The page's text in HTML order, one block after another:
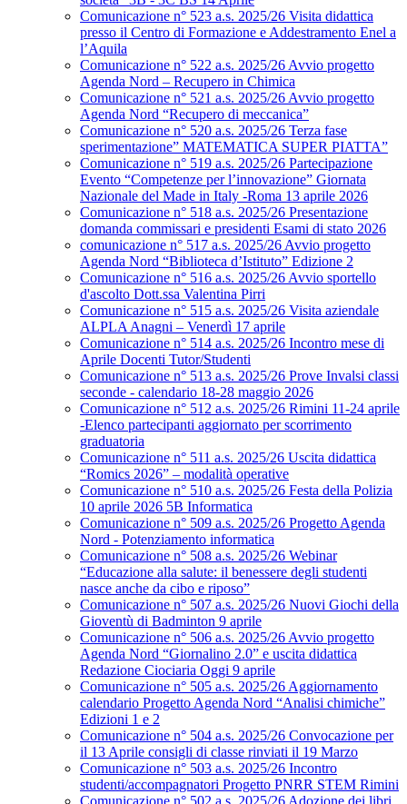
Comunicazione n° 523 a.s. 2025/26 Visita didattica
presso il Centro di Formazione e Addestramento Enel a
l’Aquila
Comunicazione n° 522 a.s. 2025/26 Avvio progetto
Agenda Nord – Recupero in Chimica
Comunicazione n° 521 a.s. 2025/26 Avvio progetto
Agenda Nord “Recupero di meccanica”
Comunicazione n° 520 a.s. 2025/26 Terza fase
sperimentazione” MATEMATICA SUPER PIATTA”
Comunicazione n° 519 a.s. 2025/26 Partecipazione
Evento “Competenze per l’innovazione” Giornata
Nazionale del Made in Italy -Roma 13 aprile 2026
Comunicazione n° 518 a.s. 2025/26 Presentazione
domanda commissari e presidenti Esami di stato 2026
comunicazione n° 517 a.s. 2025/26 Avvio progetto
Agenda Nord “Biblioteca d’Istituto” Edizione 2
Comunicazione n° 516 a.s. 2025/26 Avvio sportello
d'ascolto Dott.ssa Valentina Pirri
Comunicazione n° 515 a.s. 2025/26 Visita aziendale
ALPLA Anagni – Venerdì 17 aprile
Comunicazione n° 514 a.s. 2025/26 Incontro mese di
Aprile Docenti Tutor/Studenti
Comunicazione n° 513 a.s. 2025/26 Prove Invalsi classi
seconde - calendario 18-28 maggio 2026
Comunicazione n° 512 a.s. 2025/26 Rimini 11-24 aprile
-Elenco partecipanti aggiornato per scorrimento
graduatoria
Comunicazione n° 511 a.s. 2025/26 Uscita didattica
“Romics 2026” – modalità operative
Comunicazione n° 510 a.s. 2025/26 Festa della Polizia
10 aprile 2026 5B Informatica
Comunicazione n° 509 a.s. 2025/26 Progetto Agenda
Nord - Potenziamento informatica
Comunicazione n° 508 a.s. 2025/26 Webinar
“Educazione alla salute: il benessere degli studenti
nasce anche da cibo e riposo”
Comunicazione n° 507 a.s. 2025/26 Nuovi Giochi della
Gioventù di Badminton 9 aprile
Comunicazione n° 506 a.s. 2025/26 Avvio progetto
Agenda Nord “Giornalino 2.0” e uscita didattica
Redazione Ciociaria Oggi 9 aprile
Comunicazione n° 505 a.s. 2025/26 Aggiornamento
calendario Progetto Agenda Nord “Analisi chimiche”
Edizioni 1 e 2
Comunicazione n° 504 a.s. 2025/26 Convocazione per
il 13 Aprile consigli di classe rinviati il 19 Marzo
Comunicazione n° 503 a.s. 2025/26 Incontro
studenti/accompagnatori Progetto PNRR STEM Rimini